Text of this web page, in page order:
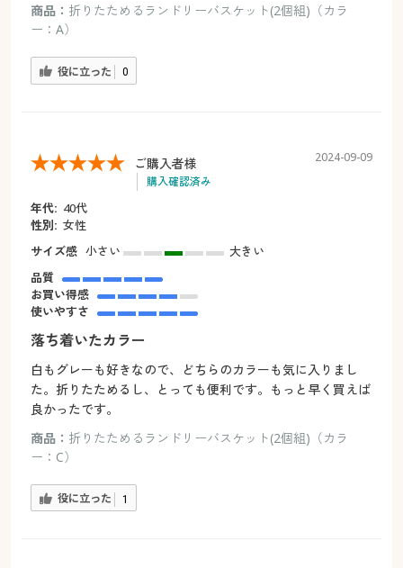
商品： 折りたためるランドリーバスケット(2個組)（カラ
ー：A）
役に立った 0
ご購入者様
購入確認済み
2024-09-09
年代: 40代
性別: 女性
サイズ感 小さい
大きい
品質
お買い得感
使いやすさ
落ち着いたカラー
白もグレーも好きなので、どちらのカラーも気に入りまし
た。折りたためるし、とっても便利です。もっと早く買えば
良かったです。
商品： 折りたためるランドリーバスケット(2個組)（カラ
ー：C）
役に立った 1